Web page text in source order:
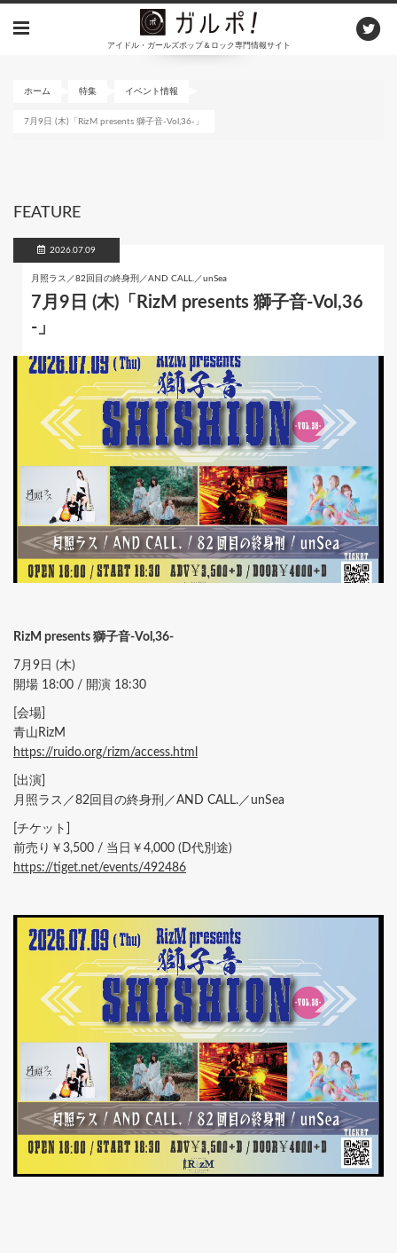
アイドル・ガールズポップ＆ロック専門情報サイト
ホーム 特集 イベント情報
7月9日 (木)「RizM presents 獅子音-Vol,36-」
FEATURE
2026.07.09
月照ラス／82回目の終身刑／AND CALL.／unSea
7月9日 (木)「RizM presents 獅子音-Vol,36
-」
RizM presents 獅子音-Vol,36-
7月9日 (木)
開場 18:00 / 開演 18:30
[会場]
青山RizM
https://ruido.org/rizm/access.html
[出演]
月照ラス／82回目の終身刑／AND CALL.／unSea
[チケット]
前売り￥3,500 / 当日￥4,000 (D代別途)
https://tiget.net/events/492486